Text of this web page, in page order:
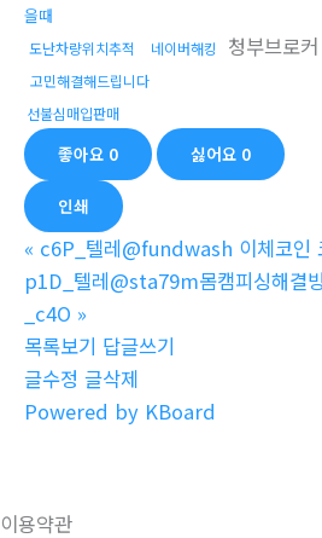
을때
도난차량위치추적 네이버해킹 청부브로커
고민해결해드립니다
선불심매입판매
좋아요 0 싫어요 0
인쇄
« c6P_텔레@fundwash 이체코인
p1D_텔레@sta79m몸캠피싱해결
_c4O »
목록보기 답글쓰기
글수정 글삭제
Powered by KBoard
이용약관